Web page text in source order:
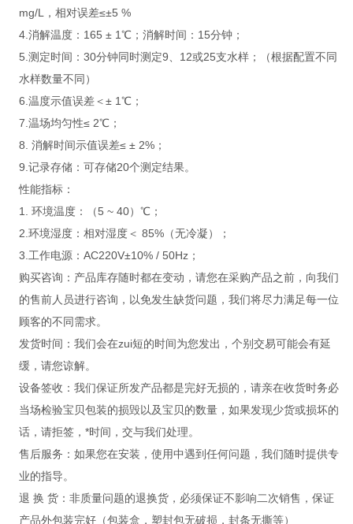
mg/L，相对误差≤±5 %
4.消解温度：165 ± 1℃；消解时间：15分钟；
5.测定时间：30分钟同时测定9、12或25支水样；（根据配置不同
水样数量不同）
6.温度示值误差＜± 1℃；
7.温场均匀性≤ 2℃；
8. 消解时间示值误差≤ ± 2%；
9.记录存储：可存储20个测定结果。
性能指标：
1. 环境温度：（5 ~ 40）℃；
2.环境湿度：相对湿度＜ 85%（无冷凝）；
3.工作电源：AC220V±10% / 50Hz；
购买咨询：产品库存随时都在变动，请您在采购产品之前，向我们
的售前人员进行咨询，以免发生缺货问题，我们将尽力满足每一位
顾客的不同需求。
发货时间：我们会在zui短的时间为您发出，个别交易可能会有延
缓，请您谅解。
设备签收：我们保证所发产品都是完好无损的，请亲在收货时务必
当场检验宝贝包装的损毁以及宝贝的数量，如果发现少货或损坏的
话，请拒签，*时间，交与我们处理。
售后服务：如果您在安装，使用中遇到任何问题，我们随时提供专
业的指导。
退 换 货：非质量问题的退换货，必须保证不影响二次销售，保证
产品外包装完好（包装盒，塑封包无破损，封条无撕等）